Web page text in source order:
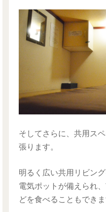
そしてさらに、共用ス
張ります。
明るく広い共用リビン
電気ポットが備えられ
どを食べることもできま